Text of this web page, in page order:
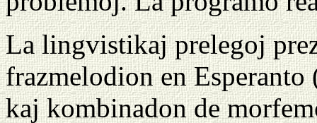
La lingvistikaj prelegoj
frazmelodion en
kaj kombinadon de